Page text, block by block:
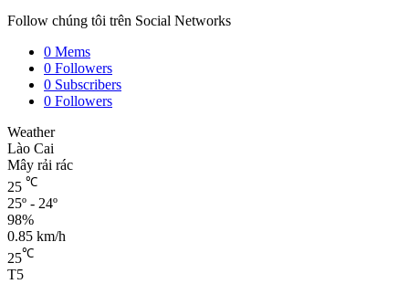
Follow chúng tôi trên Social Networks
0 Mems
0 Followers
0 Subscribers
0 Followers
Weather
Lào Cai
Mây rải rác
25 ℃
25º - 24º
98%
0.85 km/h
25℃
T5